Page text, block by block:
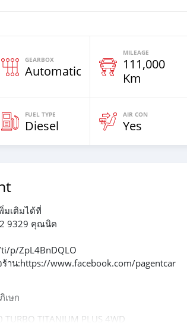
GEARBOX
Automatic
MILEAGE
111,000
Km
FUEL TYPE
Diesel
AIR CON
Yes
มเติมได้ที่
9329 คุณนิค
p/ZpL4BnDQLO
าน:https://www.facebook.com/pagentcar
เษก
TURBO TITANIUM PLUS 4WD